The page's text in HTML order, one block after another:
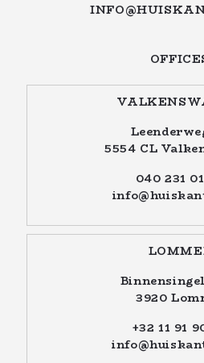
5554 CL
040 231
3920
+32 11 91